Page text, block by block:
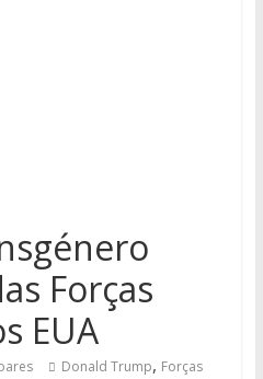
Forças
EUA
Donald Trump, Forças